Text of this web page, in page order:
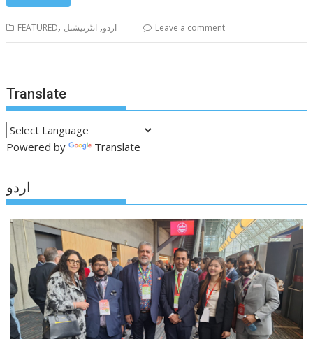
FEATURED, اردو, انٹرنیشنل Leave a comment
Translate
Powered by Translate
اردو